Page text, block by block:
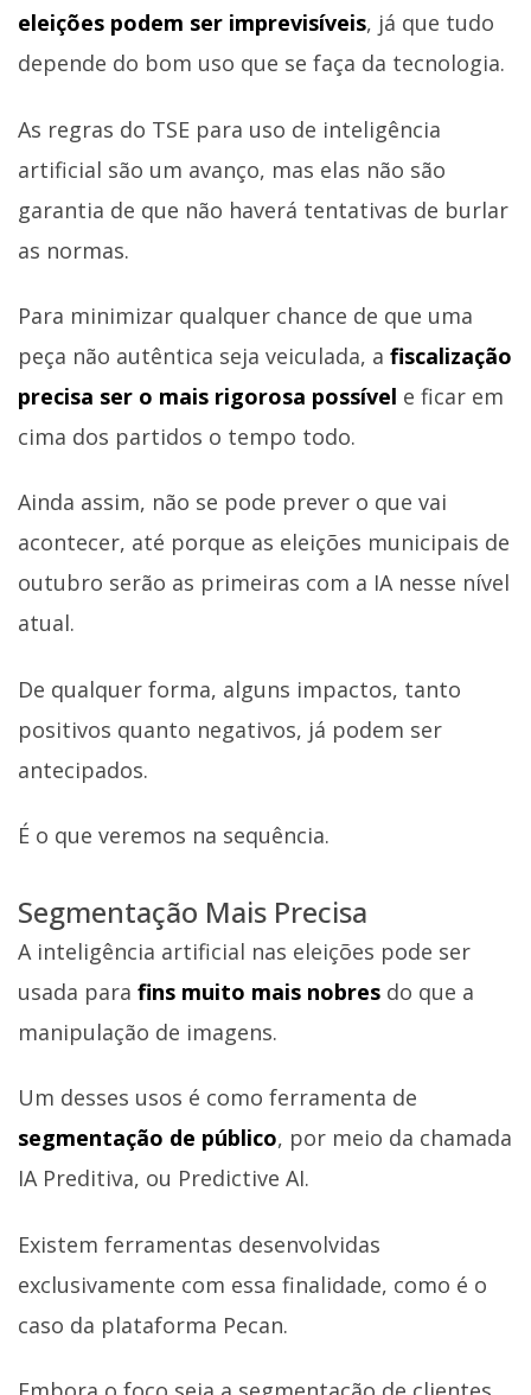
eleições podem ser imprevisíveis, já que tudo
depende do bom uso que se faça da tecnologia.
As regras do TSE para uso de inteligência
artificial são um avanço, mas elas não são
garantia de que não haverá tentativas de burlar
as normas.
Para minimizar qualquer chance de que uma
peça não autêntica seja veiculada, a fiscalização
precisa ser o mais rigorosa possível e ficar em
cima dos partidos o tempo todo.
Ainda assim, não se pode prever o que vai
acontecer, até porque as eleições municipais de
outubro serão as primeiras com a IA nesse nível
atual.
De qualquer forma, alguns impactos, tanto
positivos quanto negativos, já podem ser
antecipados.
É o que veremos na sequência.
Segmentação Mais Precisa
A inteligência artificial nas eleições pode ser
usada para fins muito mais nobres do que a
manipulação de imagens.
Um desses usos é como ferramenta de
segmentação de público, por meio da chamada
IA Preditiva, ou Predictive AI.
Existem ferramentas desenvolvidas
exclusivamente com essa finalidade, como é o
caso da plataforma Pecan.